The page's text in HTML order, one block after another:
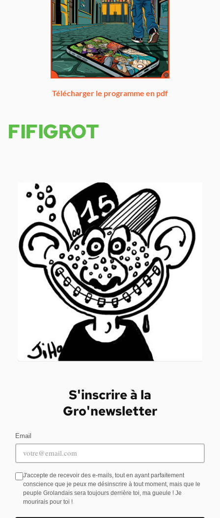
FIFIGROT
S'inscrire à la
Gro'newsletter
Email
J'accepte de recevoir des e-mails, tout en ayant parfaitement
conscience que je peux me désinscrire à tout moment, mais que le
peuple Grolandais sera toujours derrière toi, ma gueule ! Je
mourirais pour toi !
Télécharger le programme en pdf